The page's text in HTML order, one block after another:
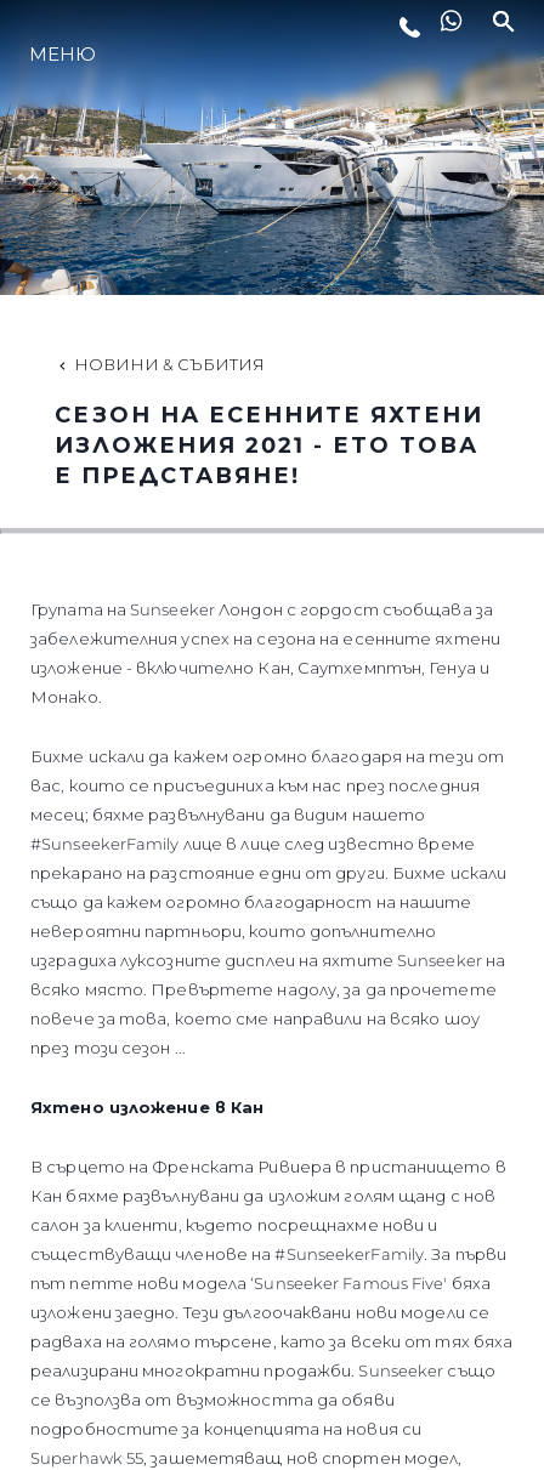
ЛАЙФСТАЙЛ
ИНОВАЦИЯ
КОМПАНИЯТА
ЕКИПЪТ
НАСЛЕДСТВО
ОЦЕНЕТЕ ВАШАТА ЯХТА
МЕНЮ
НОВИНИ & СЪБИТИЯ
СЕЗОН НА ЕСЕННИТЕ ЯХТЕНИ
ИЗЛОЖЕНИЯ 2021 - ЕТО ТОВА
Е ПРЕДСТАВЯНЕ!
Групата на Sunseeker Лондон с гордост съобщава за
забележителния успех на сезона на есенните яхтени
изложение - включително Кан, Саутхемптън, Генуа и
Монако.
Бихме искали да кажем огромно благодаря на тези от
вас, които се присъединиха към нас през последния
месец; бяхме развълнувани да видим нашето
#SunseekerFamily лице в лице след известно време
прекарано на разстояние едни от други. Бихме искали
също да кажем огромно благодарност на нашите
невероятни партньори, които допълнително
изградиха луксозните дисплеи на яхтите Sunseeker на
всяко място. Превъртете надолу, за да прочетете
повече за това, което сме направили на всяко шоу
през този сезон ...
Яхтено изложение в Кан
В сърцето на Френската Ривиера в пристанището в
Кан бяхме развълнувани да изложим голям щанд с нов
салон за клиенти, където посрещнахме нови и
съществуващи членове на #SunseekerFamily. За първи
път петте нови модела ‘Sunseeker Famous Five' бяха
изложени заедно. Тези дългоочаквани нови модели се
радваха на голямо търсене, като за всеки от тях бяха
реализирани многократни продажби. Sunseeker също
се възползва от възможността да обяви
подробностите за концепцията на новия си
Superhawk 55, зашеметяващ нов спортен модел,